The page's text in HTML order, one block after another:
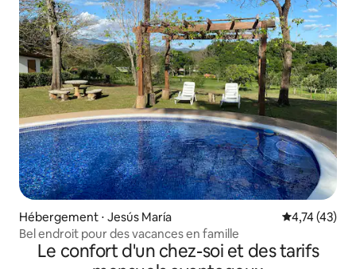
Hébergement ⋅ Jesús María Évaluation
4,74 (43)
Bel endroit pour des vacances en famille
Le confort d'un chez-soi et des tarifs